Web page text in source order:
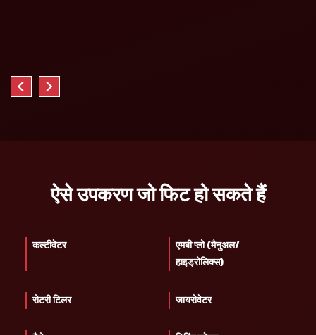
ऐसे उपकरण जो फिट हो सकते हैं
कल्टीवेटर
एमबी प्लो (मैनुअल/
हाइड्रोलिक्स)
रोटरी टिलर जायरोवेटर